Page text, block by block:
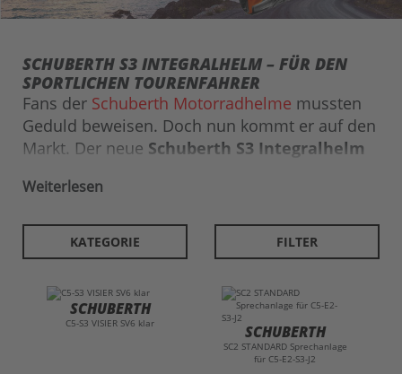
SCHUBERTH S3 INTEGRALHELM – FÜR DEN
SPORTLICHEN TOURENFAHRER
Fans der Schuberth Motorradhelme mussten
Geduld beweisen. Doch nun kommt er auf den
Markt. Der neue Schuberth S3 Integralhelm
langjährige Entwicklungsphase überrascht
seinen Hang zum Perfektionismus. Das Team
von Helmexpress zeigt Dir in dieser
Artikelbeschreibung, was für Besonderheiten
im neuen Schuberth S3 stecken und weshalb
der Integralhelm schon jetztauf dem
vieler Biker stehen dürfte.
Weiterlesen
KATEGORIE FILTER
SCHUBERTH
C5-S3 VISIER SV6 klar SCHUBERTH
SC2 STANDARD Sprechanlage
für C5-E2-S3-J2